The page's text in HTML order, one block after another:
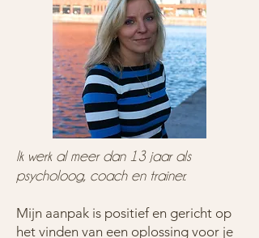
Ik werk al meer dan 13 jaar als
psycholoog, coach en trainer.
Mijn aanpak is positief en gericht op
het vinden van een oplossing voor je